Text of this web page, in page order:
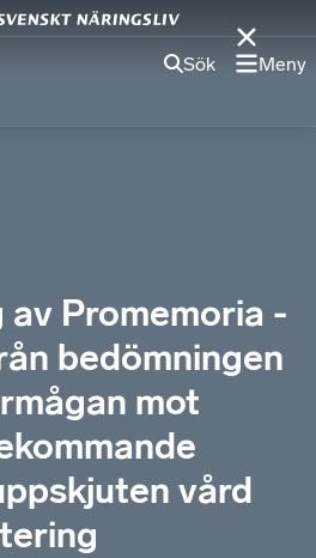
Sök Meny
Promemoria -
bedömningen
mot
vård